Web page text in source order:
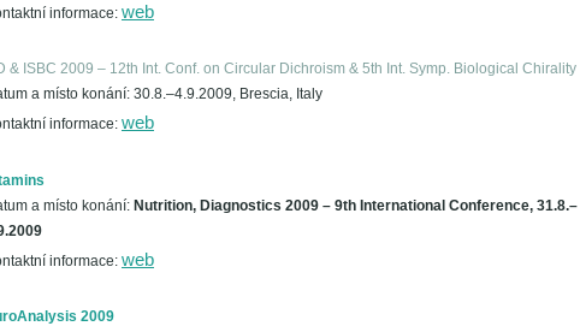
informace: web
& ISBC 2009 – 12th Int. Conf. on Circular Dichroism & 5th Int. Symp. Biological Chirality
a místo konání: 30.8.–4.9.2009, Brescia, Italy
informace: web
a místo konání: Nutrition, Diagnostics 2009 – 9th International Conference, 31.8.–
informace: web
2009